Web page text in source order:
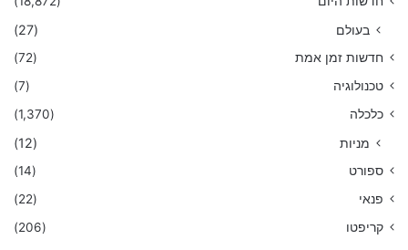
בעולם (27)
חדשות זמן אמת
(72)
טכנולוגיה
(7)
כלכלה
(1,370)
מניות (12)
ספורט
(14)
פנאי
(22)
קריפטו
(206)